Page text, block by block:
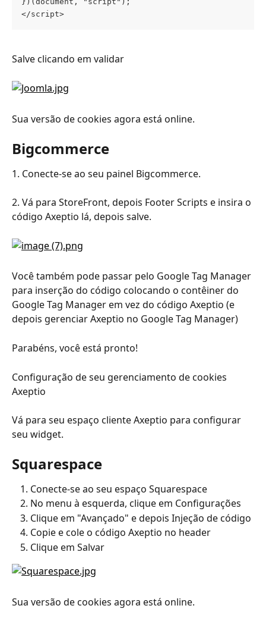
</script>
Salve clicando em validar
Sua versão de cookies agora está online.
Bigcommerce
1. Conecte-se ao seu painel Bigcommerce.
2. Vá para StoreFront, depois Footer Scripts e insira o
código Axeptio lá, depois salve.
Você também pode passar pelo Google Tag Manager
para inserção do código colocando o contêiner do
Google Tag Manager em vez do código Axeptio (e
depois gerenciar Axeptio no Google Tag Manager)
Parabéns, você está pronto!
Configuração de seu gerenciamento de cookies
Axeptio
Vá para seu espaço cliente Axeptio para configurar
seu widget.
Squarespace
Conecte-se ao seu espaço Squarespace
No menu à esquerda, clique em Configurações
Clique em "Avançado" e depois Injeção de código
Copie e cole o código Axeptio no header
Clique em Salvar
Sua versão de cookies agora está online.